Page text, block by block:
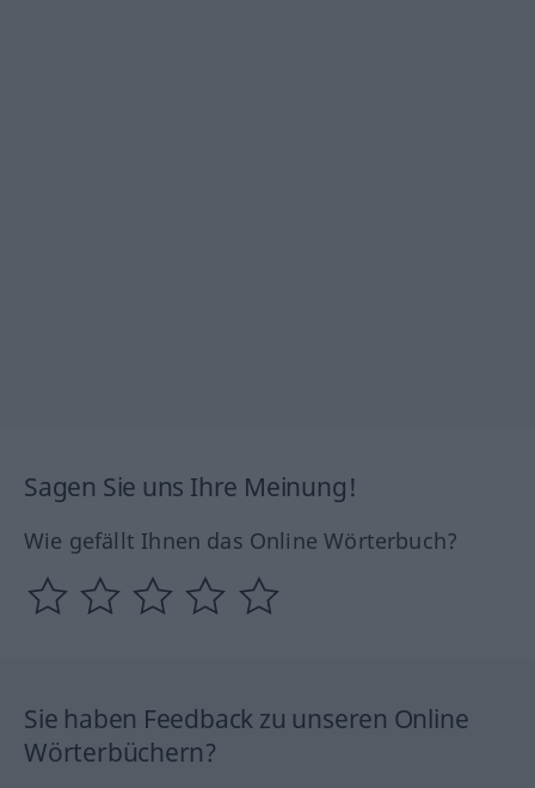
Sagen Sie uns Ihre Meinung!
Wie gefällt Ihnen das Online Wörterbuch?
Sie haben Feedback zu unseren Online
Wörterbüchern?